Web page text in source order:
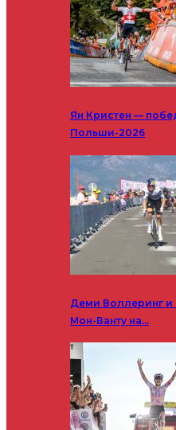
Ян Кристен —
Польши-2026
Деми Воллеринг и
Мон-Ванту на…